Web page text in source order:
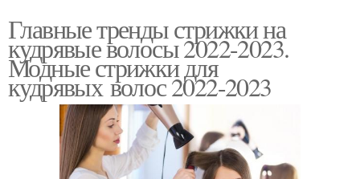
Главные тренды стрижки на
кудрявые волосы 2022-2023.
Модные стрижки для
кудрявых волос 2022-2023